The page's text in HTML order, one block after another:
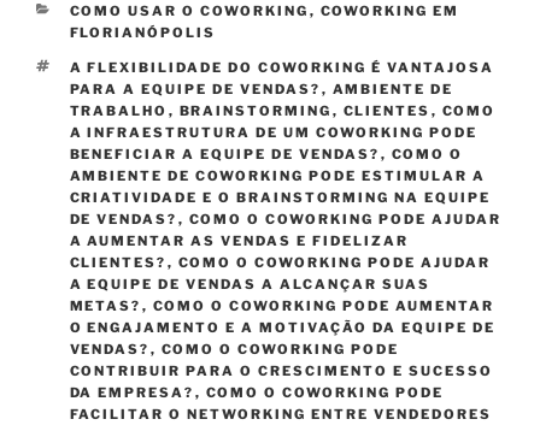
CATEGORIAS
COMO USAR O COWORKING , COWORKING EM
FLORIANÓPOLIS
TAGS
A FLEXIBILIDADE DO COWORKING É VANTAJOSA
PARA A EQUIPE DE VENDAS? , AMBIENTE DE
TRABALHO , BRAINSTORMING , CLIENTES , COMO
A INFRAESTRUTURA DE UM COWORKING PODE
BENEFICIAR A EQUIPE DE VENDAS? , COMO O
AMBIENTE DE COWORKING PODE ESTIMULAR A
CRIATIVIDADE E O BRAINSTORMING NA EQUIPE
DE VENDAS? , COMO O COWORKING PODE AJUDAR
A AUMENTAR AS VENDAS E FIDELIZAR
CLIENTES? , COMO O COWORKING PODE AJUDAR
A EQUIPE DE VENDAS A ALCANÇAR SUAS
METAS? , COMO O COWORKING PODE AUMENTAR
O ENGAJAMENTO E A MOTIVAÇÃO DA EQUIPE DE
VENDAS? , COMO O COWORKING PODE
CONTRIBUIR PARA O CRESCIMENTO E SUCESSO
DA EMPRESA? , COMO O COWORKING PODE
FACILITAR O NETWORKING ENTRE VENDEDORES